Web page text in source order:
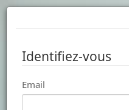
Identifiez-vous
Email